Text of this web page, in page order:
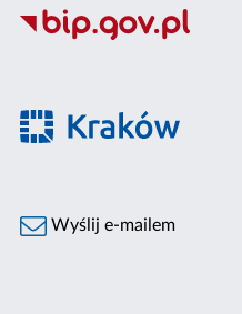
Wyślij e-mailem